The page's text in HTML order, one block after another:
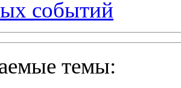
событий
темы: